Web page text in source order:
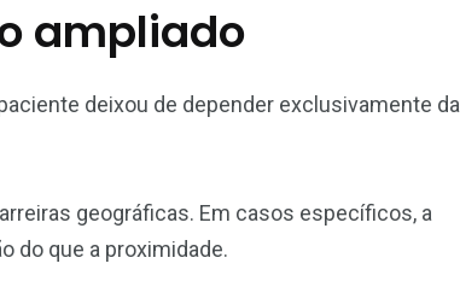
ampliado
deixou de depender exclusivamente da
geográficas. Em casos específicos, a
do que a proximidade.